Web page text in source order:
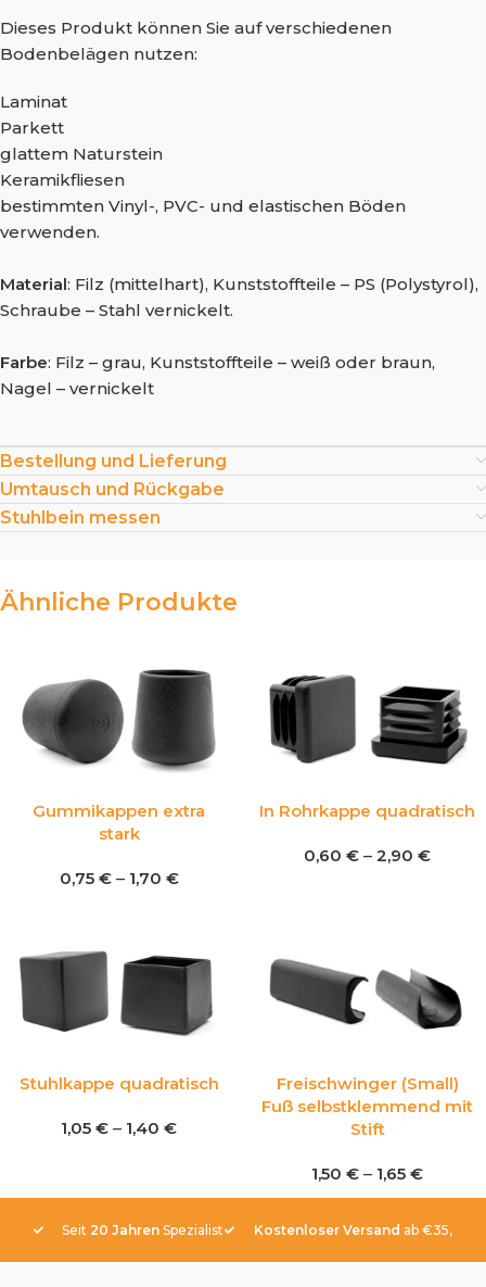
Dieses Produkt können Sie auf verschiedenen
Bodenbelägen nutzen:
Laminat
Parkett
glattem Naturstein
Keramikfliesen
bestimmten Vinyl-, PVC- und elastischen Böden
verwenden.
Material: Filz (mittelhart), Kunststoffteile – PS (Polystyrol),
Schraube – Stahl vernickelt.
Farbe: Filz – grau, Kunststoffteile – weiß oder braun,
Nagel – vernickelt
Bestellung und Lieferung
Umtausch und Rückgabe
Stuhlbein messen
Ähnliche Produkte
Gummikappen extra
stark
0,75 € – 1,70 €
In Rohrkappe quadratisch
0,60 € – 2,90 €
Stuhlkappe quadratisch
1,05 € – 1,40 €
Freischwinger (Small)
Fuß selbstklemmend mit
Stift
1,50 € – 1,65 €
Seit 20 Jahren Spezialist Kostenloser Versand ab €35,-